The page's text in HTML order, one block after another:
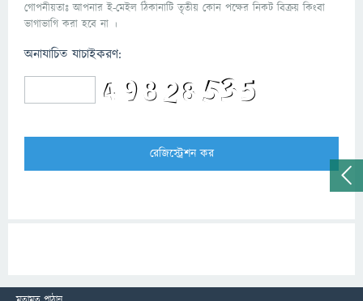
গোপনীয়তাঃ আপনার ই-মেইল ঠিকানাটি তৃতীয় কোন পক্ষের নিকট বিক্রয় কিংবা
ভাগাভাগি করা হবে না ।
অনাযাচিত যাচাইকরণ: